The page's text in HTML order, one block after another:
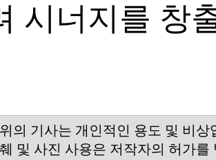
시너지를 창
위의 기사는 개인적인 용도 및 비
췌 및 사진 사용은 저작자의 허가를